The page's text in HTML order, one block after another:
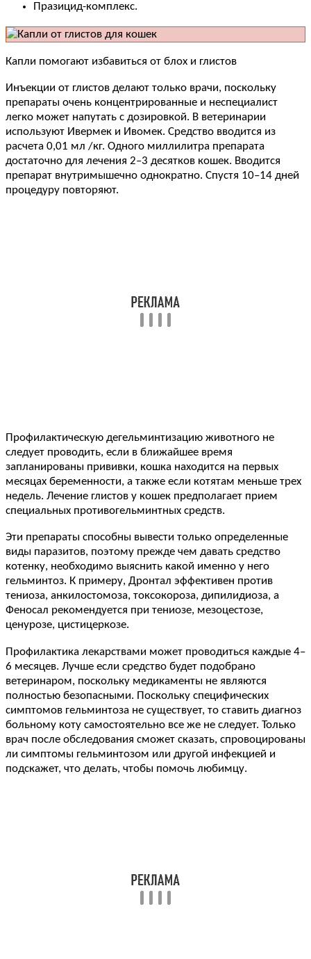
Празицид-комплекс.
Капли помогают избавиться от блох и глистов
Инъекции от глистов делают только врачи, поскольку
препараты очень концентрированные и неспециалист
легко может напутать с дозировкой. В ветеринарии
используют Ивермек и Ивомек. Средство вводится из
расчета 0,01 мл /кг. Одного миллилитра препарата
достаточно для лечения 2–3 десятков кошек. Вводится
препарат внутримышечно однократно. Спустя 10–14 дней
процедуру повторяют.
Профилактическую дегельминтизацию животного не
следует проводить, если в ближайшее время
запланированы прививки, кошка находится на первых
месяцах беременности, а также если котятам меньше трех
недель. Лечение глистов у кошек предполагает прием
специальных противогельминтных средств.
Эти препараты способны вывести только определенные
виды паразитов, поэтому прежде чем давать средство
котенку, необходимо выяснить какой именно у него
гельминтоз. К примеру, Дронтал эффективен против
тениоза, анкилостомоза, токсокороза, дипилидиоза, а
Феносал рекомендуется при тениозе, мезоцестозе,
ценурозе, цистицеркозе.
Профилактика лекарствами может проводиться каждые 4–
6 месяцев. Лучше если средство будет подобрано
ветеринаром, поскольку медикаменты не являются
полностью безопасными. Поскольку специфических
симптомов гельминтоза не существует, то ставить диагноз
больному коту самостоятельно все же не следует. Только
врач после обследования сможет сказать, спровоцированы
ли симптомы гельминтозом или другой инфекцией и
подскажет, что делать, чтобы помочь любимцу.